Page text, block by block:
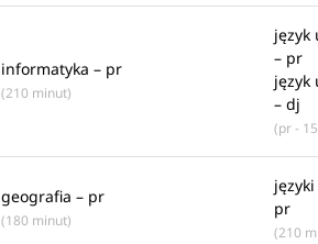
informatyka – pr
(210 minut)
język
– pr
język
– dj
(pr -
geografia – pr
(180 minut)
pr
(210